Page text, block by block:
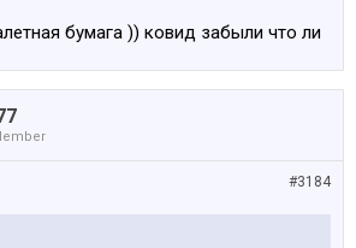
бумага )) ковид забыли что ли
#3184